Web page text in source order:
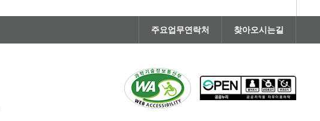
주요업무연락처 찾아오시는길